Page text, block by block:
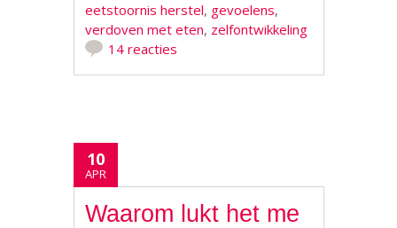
eetstoornis herstel, gevoelens,
verdoven met eten, zelfontwikkeling
14 reacties
10
APR
Waarom lukt het me